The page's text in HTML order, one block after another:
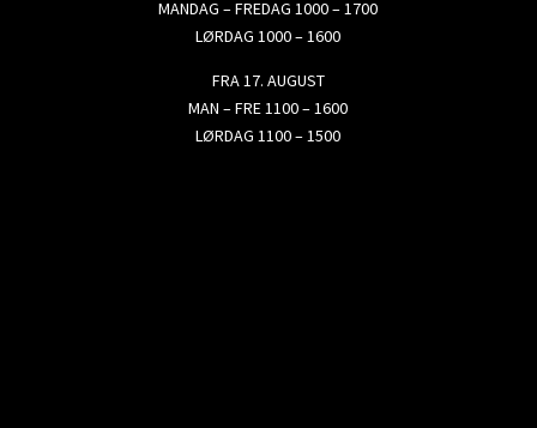
MANDAG – FREDAG 1000 – 1700
LØRDAG 1000 – 1600
FRA 17. AUGUST
MAN – FRE 1100 – 1600
LØRDAG 1100 – 1500